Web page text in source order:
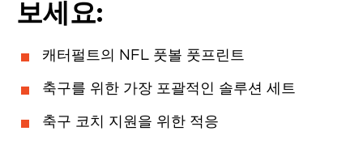
보세요:
캐터펄트의 NFL 풋볼 풋프린트
축구를 위한 가장 포괄적인 솔루션 세트
축구 코치 지원을 위한 적응